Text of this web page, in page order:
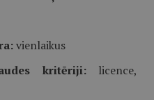
vienlaikus
kritēriji:licence,